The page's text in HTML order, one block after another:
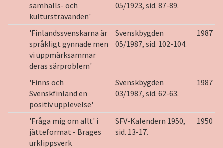
samhälls- och
kultursträvanden'
05/1923, sid. 87-89.
'Finlandssvenskarna är
språkligt gynnade men
vi uppmärksammar
deras särproblem'
Svenskbygden
05/1987, sid. 102-104.
1987
'Finns och
Svenskfinland en
positiv upplevelse'
Svenskbygden
03/1987, sid. 62-63.
1987
'Fråga mig om allt' i
jätteformat - Brages
urklippsverk
SFV-Kalendern 1950,
sid. 13-17.
1950